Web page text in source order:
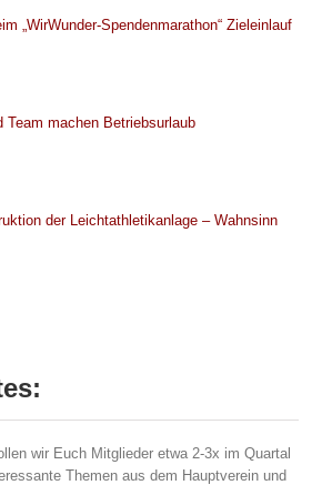
„WirWunder-Spendenmarathon“ Zieleinlauf
Team machen Betriebsurlaub
der Leichtathletikanlage – Wahnsinn
wir Euch Mitglieder etwa 2-3x im Quartal
Themen aus dem Hauptverein und